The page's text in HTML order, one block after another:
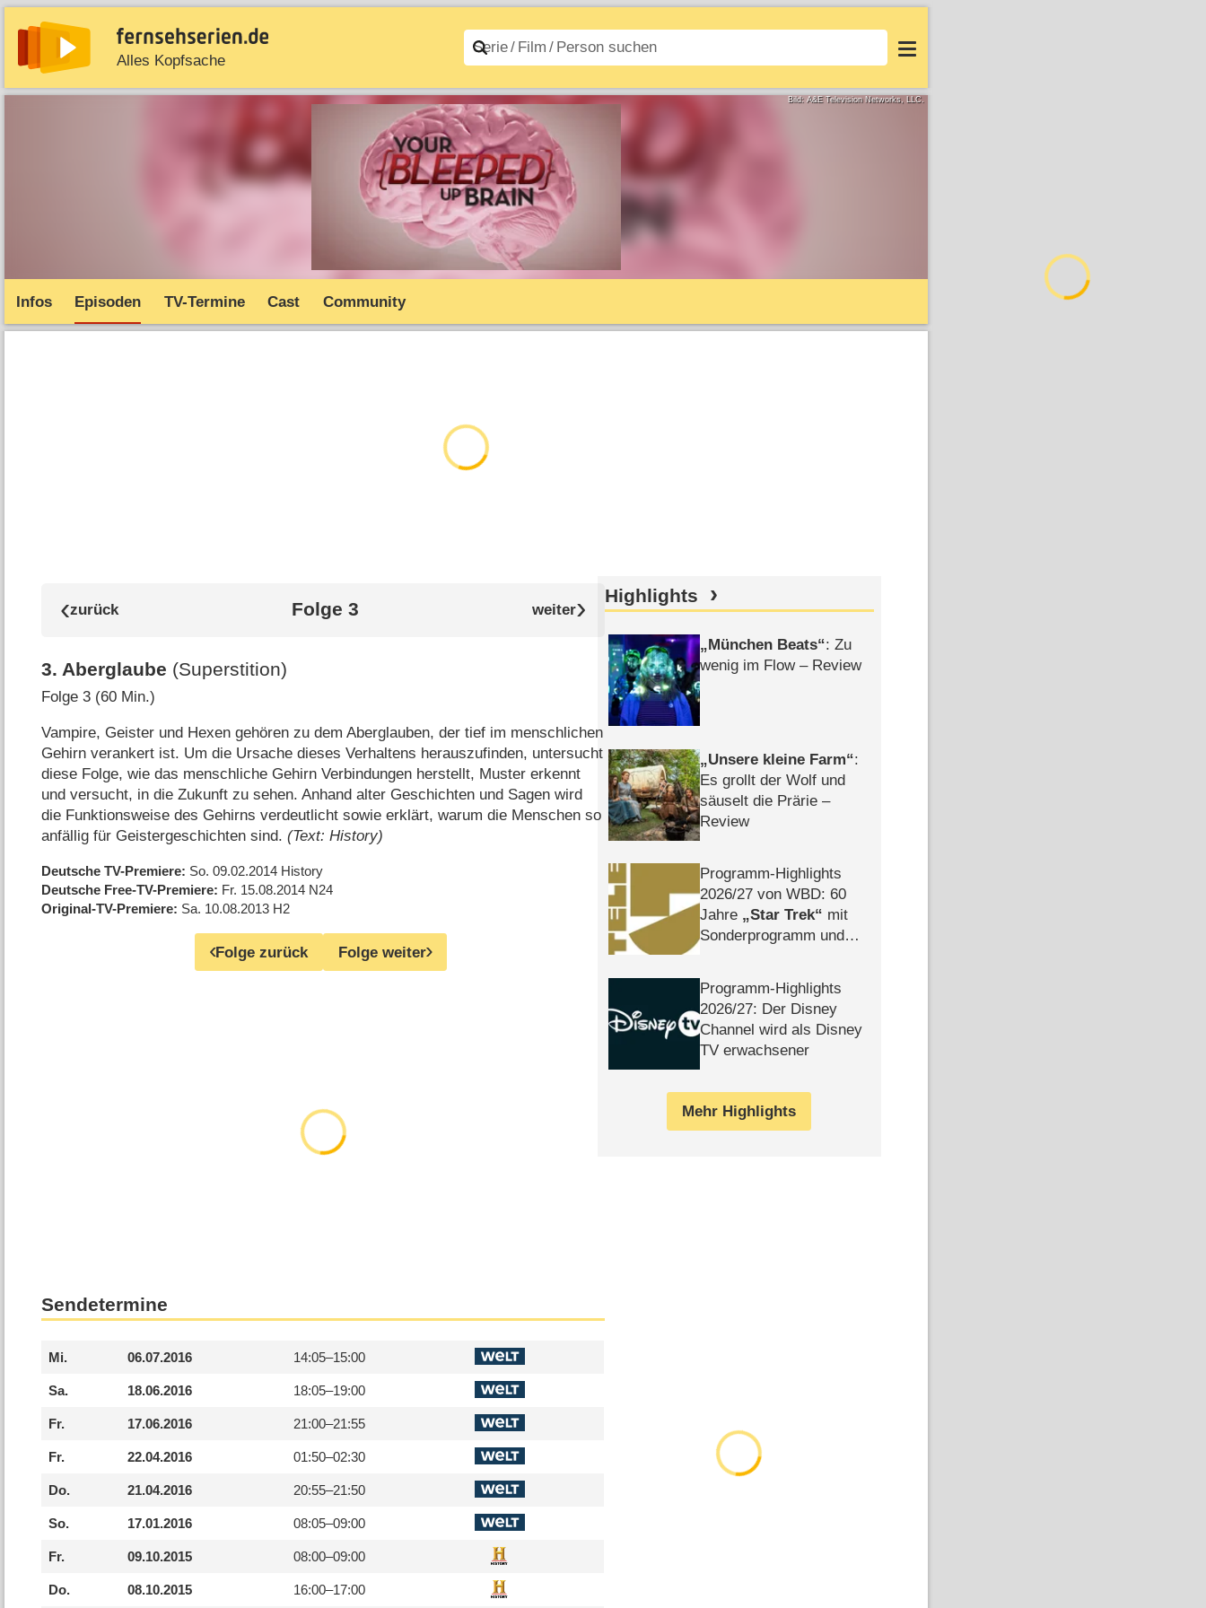
Alles Kopfsache
News Entdecken Streaming Filme A–Z Login
Bild: A&E Television Networks, LLC.
Infos Episoden TV-Termine Cast Community
Folge 3
3. Aberglaube (Superstition)
Folge 3 (60 Min.)
Vampire, Geister und Hexen gehören zu dem Aberglauben, der tief im menschlichen
Gehirn verankert ist. Um die Ursache dieses Verhaltens herauszufinden, untersucht
diese Folge, wie das menschliche Gehirn Verbindungen herstellt, Muster erkennt
und versucht, in die Zukunft zu sehen. Anhand alter Geschichten und Sagen wird
die Funktionsweise des Gehirns verdeutlicht sowie erklärt, warum die Menschen so
anfällig für Geistergeschichten sind.(Text: History)
Deutsche TV-Premiere So. 09.02.2014 History
Deutsche Free-TV-Premiere Fr. 15.08.2014 N24
Original-TV-Premiere Sa. 10.08.2013 H2
Folge zurück Folge weiter
Sendetermine
Mi. 06.07.2016 14:05–15:00
Sa. 18.06.2016 18:05–19:00
Fr. 17.06.2016 21:00–21:55
Fr. 22.04.2016 01:50–02:30
Do. 21.04.2016 20:55–21:50
So. 17.01.2016 08:05–09:00
Fr. 09.10.2015 08:00–09:00
Do. 08.10.2015 16:00–17:00
Highlights
München Beats : Zu
wenig im Flow – Review
Unsere kleine Farm :
Es grollt der Wolf und
säuselt die Prärie –
Review
Programm-Highlights
2026/​27 von WBD: 60
Jahre
Star Trek
mit
Sonderprogramm und
Programm-Highlights
2026/​27: Der Disney
Channel wird als Disney
TV erwachsener
Mehr Highlights